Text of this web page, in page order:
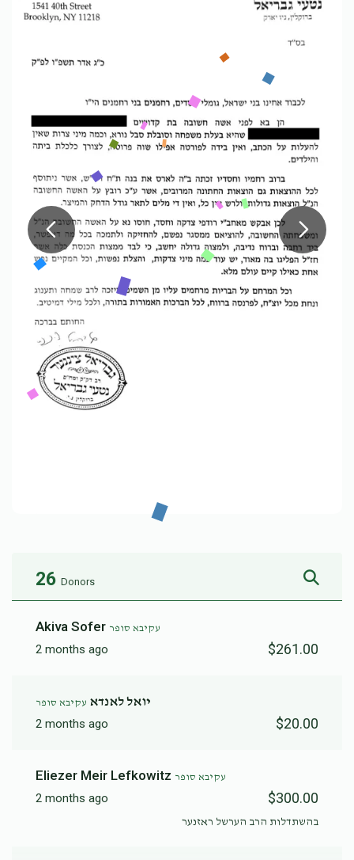
26 Donors
Akiva Sofer עקיבא סופר
2 months ago $261.00
יואל לאנדא עקיבא סופר
2 months ago $20.00
Eliezer Meir Lefkowitz עקיבא סופר
2 months ago $300.00
בהשתדלות הרב הערשל ראזנער